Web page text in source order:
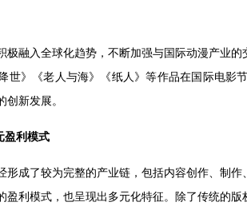
极融入全球化趋势，不断加强与国际动漫产业
世》《老人与海》《纸人》等作品在国际电
创新发展。
盈利模式
形成了较为完整的产业链，包括内容创作、制
盈利模式，也呈现出多元化特征。除了传统的